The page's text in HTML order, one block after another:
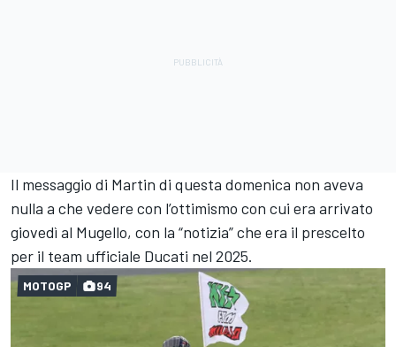
Il messaggio di Martin di questa domenica non aveva
nulla a che vedere con l’ottimismo con cui era arrivato
giovedì al Mugello, con la “notizia” che era il prescelto
per il team ufficiale Ducati nel 2025.
MOTOGP 94